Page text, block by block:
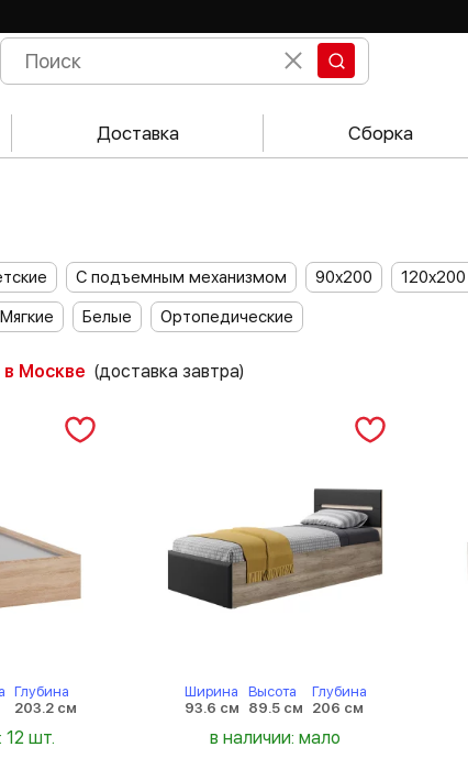
Доставка Сборка
С подъемным механизмом 90х200 120х200
Мягкие Белые Ортопедические
в Москве (доставка завтра)
Глубина
203.2 см
12 шт.
Ширина
93.6 см
Высота
89.5 см
Глубина
206 см
в наличии: мало